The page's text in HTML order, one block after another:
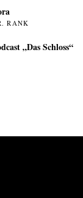
RANK
„Das Schloss“